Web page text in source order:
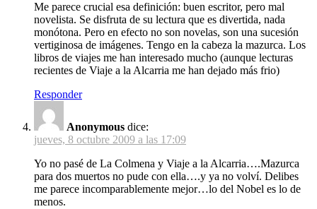
Me parece crucial esa definición: buen escritor, pero mal
novelista. Se disfruta de su lectura que es divertida, nada
monótona. Pero en efecto no son novelas, son una sucesión
vertiginosa de imágenes. Tengo en la cabeza la mazurca. Los
libros de viajes me han interesado mucho (aunque lecturas
recientes de Viaje a la Alcarria me han dejado más frio)
Responder
Anonymous dice:
jueves, 8 octubre 2009 a las 17:09
Yo no pasé de La Colmena y Viaje a la Alcarria….Mazurca
para dos muertos no pude con ella….y ya no volví. Delibes
me parece incomparablemente mejor…lo del Nobel es lo de
menos.